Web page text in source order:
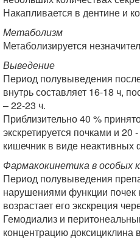
Накапливается в дентине и
Метаболизм
Метаболизируется
Выведение
Период полувыведения
внутрь составляет 16-18 ч,
– 22-23 ч.
Приблизительно 40 %
экскретируется почками и 20
кишечник в виде неактивных
Фармакокинетика в особых
Период полувыведения
нарушениями функции почек
возрастает его экскреция
Гемодиализ и
концентрацию доксициклина